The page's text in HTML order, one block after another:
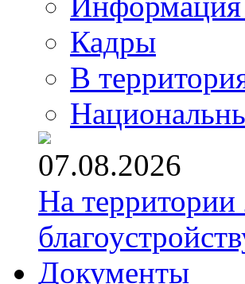
Кадры
В
07.08.2026
На
Документы